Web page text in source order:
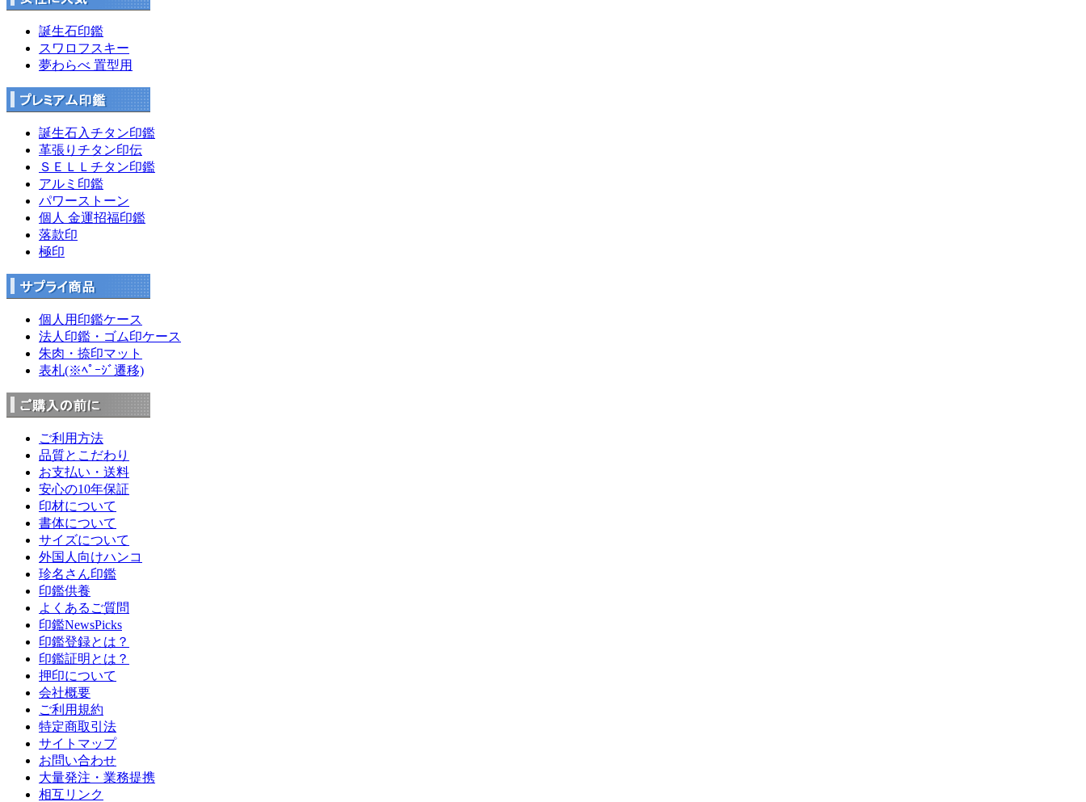
誕生石印鑑
スワロフスキー
夢わらべ 置型用
誕生石入チタン印鑑
革張りチタン印伝
ＳＥＬＬチタン印鑑
アルミ印鑑
パワーストーン
個人 金運招福印鑑
落款印
極印
個人用印鑑ケース
法人印鑑・ゴム印ケース
朱肉・捺印マット
表札(※ﾍﾟｰｼﾞ遷移)
ご利用方法
品質とこだわり
お支払い・送料
安心の10年保証
印材について
書体について
サイズについて
外国人向けハンコ
珍名さん印鑑
印鑑供養
よくあるご質問
印鑑NewsPicks
印鑑登録とは？
印鑑証明とは？
押印について
会社概要
ご利用規約
特定商取引法
サイトマップ
お問い合わせ
大量発注・業務提携
相互リンク